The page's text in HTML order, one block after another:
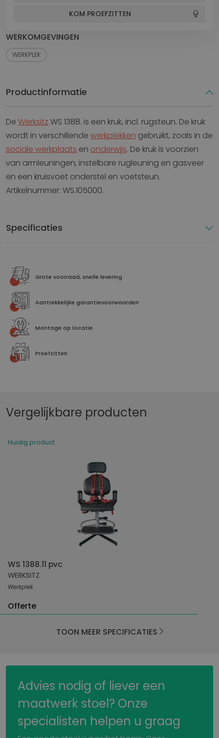
KOM PROEFZITTEN
WERKOMGEVINGEN
WERKPLEK
Productinformatie
De Werksitz WS 1388. is een kruk, incl. rugsteun. De kruk
wordt in verschillende werkplekken gebruikt, zoals in de
sociale werkplaats en onderwijs. De kruk is voorzien
van armleuningen, instelbare rugleuning en gasveer
en een kruisvoet onderstel en voetsteun.
Artikelnummer: WS.105000.
Specificaties
Grote voorraad, snelle levering
Aantrekkelijke garantievoorwaarden
Montage op locatie
Proefzitten
Vergelijkbare producten
Huidig product
WS 1388.11 pvc
WERKSITZ
Werkplek
Offerte
TOON MEER SPECIFICATIES
Advies nodig of liever een
maatwerk stoel? Onze
specialisten helpen u graag